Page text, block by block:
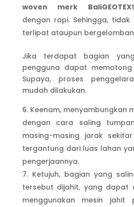
woven merk BaliGEOTEX
dengan rapi. Sehingga,
terlipat ataupun
Jika terdapat bagian
pengguna dapat
Supaya, proses
mudah dilakukan.
Keenam, menyambungkan
dengan cara saling
masing-masing jarak
tergantung dari luas lahan
pengerjaannya.
Ketujuh, bagian yang
tersebut dijahit, yang dapat
menggunakan mesin jahit